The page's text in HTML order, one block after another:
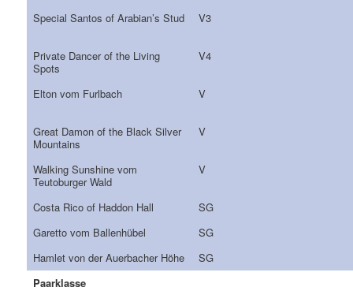
Special Santos of Arabian’s Stud V3
Private Dancer of the Living
Spots
V4
Elton vom Furlbach V
Great Damon of the Black Silver
Mountains
V
Walking Sunshine vom
Teutoburger Wald
V
Costa Rico of Haddon Hall
SG
Garetto vom Ballenhübel
SG
Hamlet von der Auerbacher Höhe
SG
Paarklasse